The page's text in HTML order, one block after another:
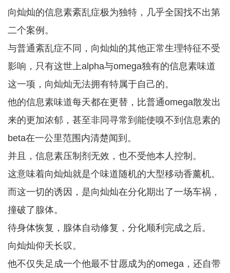
向灿灿的信息素紊乱症极为独特，几乎全国找不出第
二个案例。
与普通紊乱症不同，向灿灿的其他正常生理特征不受
影响，只有这世上alpha与omega独有的信息素味道
这一项，向灿灿无法拥有特属于自己的。
他的信息素味道每天都在更替，比普通omega散发出
来的更加浓郁，甚至非同寻常到能使嗅不到信息素的
beta在一公里范围内清楚闻到。
并且，信息素压制剂无效，也不受他本人控制。
这意味着向灿灿就是个味道随机的大型移动香薰机。
而这一切的诱因，是向灿灿在分化期出了一场车祸，
撞破了腺体。
待身体恢复，腺体自动修复，分化顺利完成之后。
向灿灿仰天长叹。
他不仅失足成一个他最不甘愿成为的omega，还自带